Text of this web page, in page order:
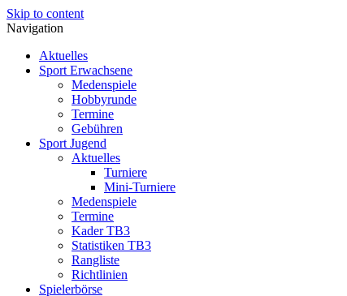
Skip to content
Navigation
Aktuelles
Sport Erwachsene
Medenspiele
Hobbyrunde
Termine
Gebühren
Sport Jugend
Aktuelles
Turniere
Mini-Turniere
Medenspiele
Termine
Kader TB3
Statistiken TB3
Rangliste
Richtlinien
Spielerbörse